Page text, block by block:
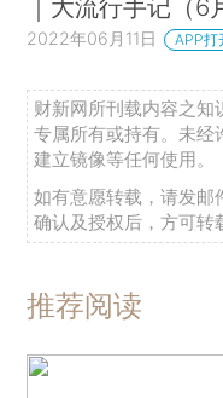
｜大流行手记（6
2022年06月11日 APP打
财新网所刊载内容之知
专属所有或持有。未经
建立镜像等任何使用。
如有意愿转载，请发邮
确认及授权后，方可转
推荐阅读